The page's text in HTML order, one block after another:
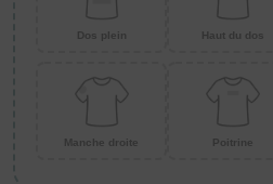
Dos plein Haut du dos
Manche droite Poitrine